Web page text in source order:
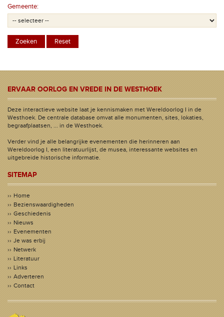
Gemeente:
ERVAAR OORLOG EN VREDE IN DE WESTHOEK
Deze interactieve website laat je kennismaken met Wereldoorlog I in de
Westhoek. De centrale database omvat alle monumenten, sites, lokaties,
begraafplaatsen, ... in de Westhoek.
Verder vind je alle belangrijke evenementen die herinneren aan
Wereldoorlog I, een literatuurlijst, de musea, interessante websites en
uitgebreide historische informatie.
SITEMAP
Home
Bezienswaardigheden
Geschiedenis
Nieuws
Evenementen
Je was erbij
Netwerk
Literatuur
Links
Adverteren
Contact